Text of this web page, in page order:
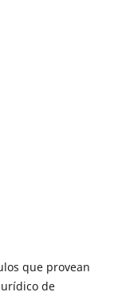
que provean
de